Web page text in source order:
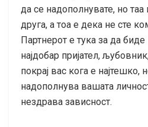
да се надополнувате, но таа
друга, а тоа е дека не сте
Партнерот е тука за да
најдобар пријател,
покрај вас кога е најтешко,
надополнува вашата
нездрава зависност.